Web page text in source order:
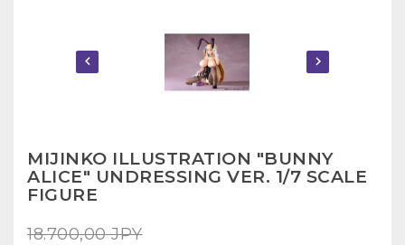
 
MIJINKO ILLUSTRATION "BUNNY
ALICE" UNDRESSING VER. 1/7 SCALE
FIGURE
18.700,00 JPY